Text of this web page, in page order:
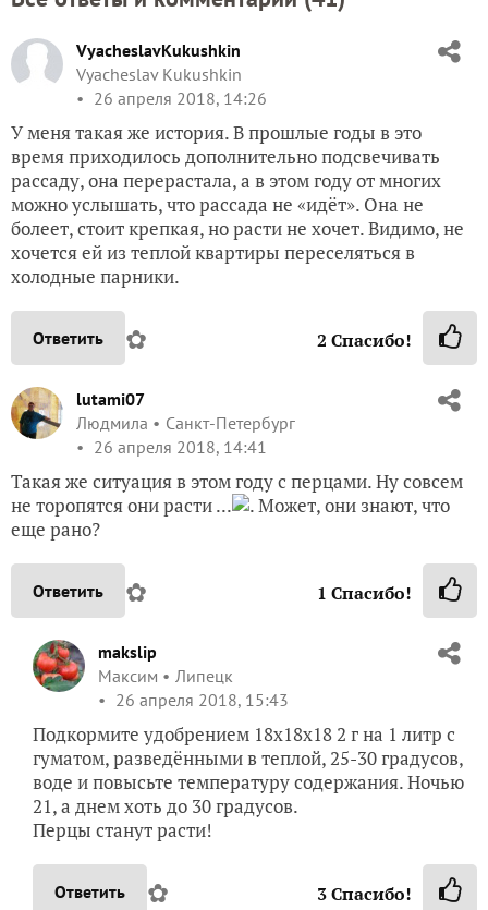
VyacheslavKukushkin
Vyacheslav Kukushkin
26 апреля 2018, 14:26
У меня такая же история. В прошлые годы в это
время приходилось дополнительно подсвечивать
рассаду, она перерастала, а в этом году от многих
можно услышать, что рассада не «идёт». Она не
болеет, стоит крепкая, но расти не хочет. Видимо, не
хочется ей из теплой квартиры переселяться в
холодные парники.
Ответить ✿ 2 Спасибо!
lutami07
Людмила
Санкт-Петербург
26 апреля 2018, 14:41
Такая же ситуация в этом году с перцами. Ну совсем
не торопятся они расти ...
. Может, они знают, что
еще рано?
Ответить ✿ 1 Спасибо!
makslip
Максим
Липецк
26 апреля 2018, 15:43
Подкормите удобрением 18х18х18 2 г на 1 литр с
гуматом, разведёнными в теплой, 25-30 градусов,
воде и повысьте температуру содержания. Ночью
21, а днем хоть до 30 градусов.
Перцы станут расти!
Ответить ✿ 3Спасибо!